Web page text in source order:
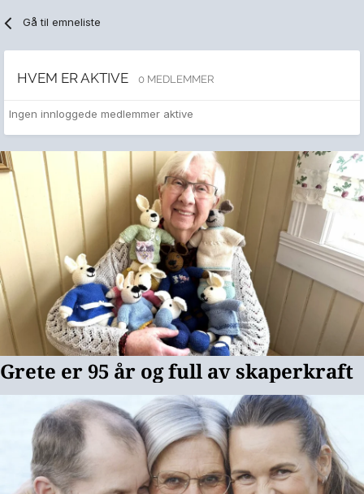
Gå til emneliste
HVEM ER AKTIVE 0 MEDLEMMER
Ingen innloggede medlemmer aktive